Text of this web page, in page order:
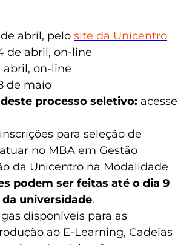
de abril, pelosite da Unicentro
de abril, on-line
abril, on-line
8 de maio
processo seletivo:
para seleção de
no MBA em Gestão
da Unicentro na Modalidade
podem ser feitas até o dia 9
universidade.
disponíveis para as